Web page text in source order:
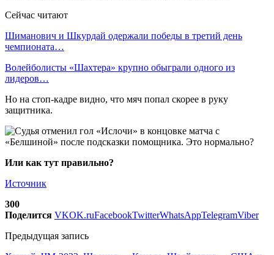
Сейчас читают
Шиманович и Шкурдай одержали победы в третий день
чемпионата…
Волейболисты «Шахтера» крупно обыграли одного из
лидеров…
Но на стоп-кадре видно, что мяч попал скорее в руку
защитника.
Или как тут правильно?
Источник
300
Поделится VKOK.ruFacebookTwitterWhatsAppTelegramViber
Предыдущая запись